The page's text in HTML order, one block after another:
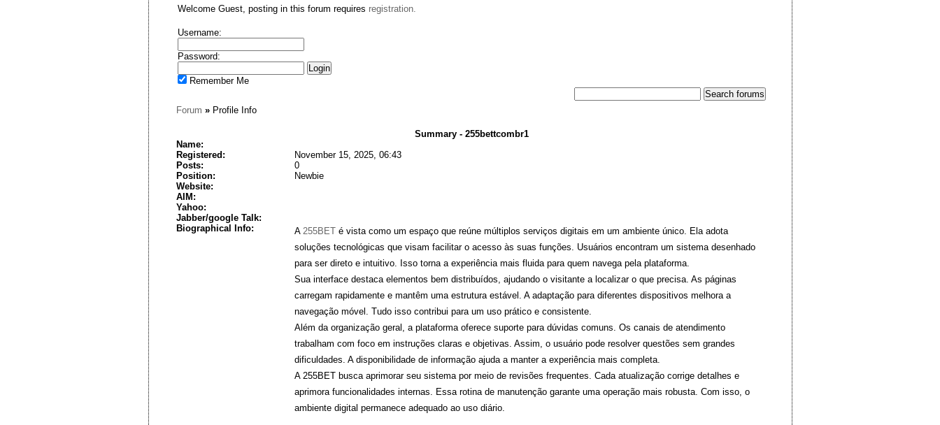
Welcome Guest, posting in this forum requires registration.
Username:
Password:
Remember Me
Forum »Profile Info
Summary - 255bettcombr1
Name:
Registered:
November 15, 2025, 06:43
Posts:
0
Position:
Newbie
Website:
AIM:
Yahoo:
Jabber/google Talk:
Biographical Info:
A 255BETé vista como um espaço que reúne múltiplos serviços digitais em um ambiente único. Ela adota
soluções tecnológicas que visam facilitar o acesso às suas funções. Usuários encontram um sistema desenhado
para ser direto e intuitivo. Isso torna a experiência mais fluida para quem navega pela plataforma.
Sua interface destaca elementos bem distribuídos, ajudando o visitante a localizar o que precisa. As páginas
carregam rapidamente e mantêm uma estrutura estável. A adaptação para diferentes dispositivos melhora a
navegação móvel. Tudo isso contribui para um uso prático e consistente.
Além da organização geral, a plataforma oferece suporte para dúvidas comuns. Os canais de atendimento
trabalham com foco em instruções claras e objetivas. Assim, o usuário pode resolver questões sem grandes
dificuldades. A disponibilidade de informação ajuda a manter a experiência mais completa.
A 255BET busca aprimorar seu sistema por meio de revisões frequentes. Cada atualização corrige detalhes e
aprimora funcionalidades internas. Essa rotina de manutenção garante uma operação mais robusta. Com isso, o
ambiente digital permanece adequado ao uso diário.